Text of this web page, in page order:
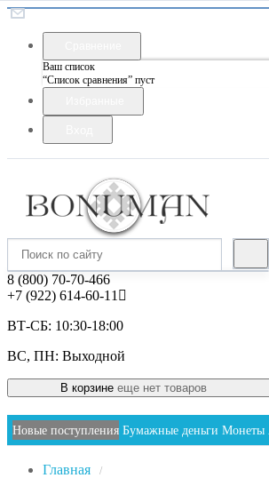
Ваш список
“Список сравнения” пуст
8 (800) 70-70-466
+7 (922) 614-60-11
ВТ-СБ: 10:30-18:00
ВС, ПН: Выходной
В корзине еще нет товаров
Новые поступления Бумажные деньги Монеты
Главная /